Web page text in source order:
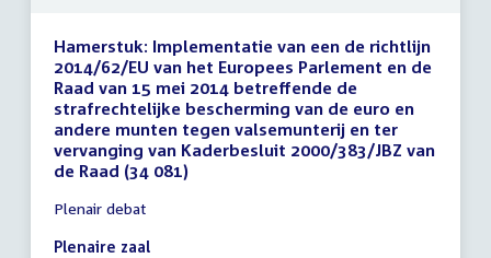
Hamerstuk: Implementatie van een de richtlijn
2014/62/EU van het Europees Parlement en de
Raad van 15 mei 2014 betreffende de
strafrechtelijke bescherming van de euro en
andere munten tegen valsemunterij en ter
vervanging van Kaderbesluit 2000/383/JBZ van
de Raad (34 081)
vergadering
10:14
Plenair debat
Plenaire zaal